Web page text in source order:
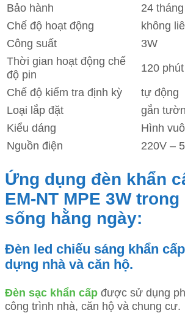
Bảo hành
24 tháng
Chế độ hoạt động
không
Công suất
3W
Thời gian hoạt động chế
độ pin
120 phút
Chế độ kiểm tra định kỳ
tự động
Loại lắp đặt
gắn
Kiểu dáng
Hình
Nguồn điện
220V –
Ứng dụng đèn khẩn
EM-NT MPE 3W
sống hằng ngày:
Đèn led chiếu sáng khẩn
dựng nhà và căn hộ.
Đèn sạc khẩn cấp được sử dụng
công trình nhà, căn hộ và chung cư.